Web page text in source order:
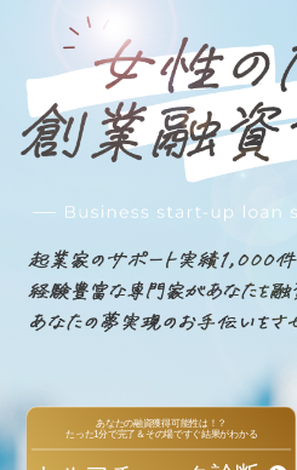
あなたの融資獲得可能性は！？
たった1分で完了＆その場ですぐ結果がわかる